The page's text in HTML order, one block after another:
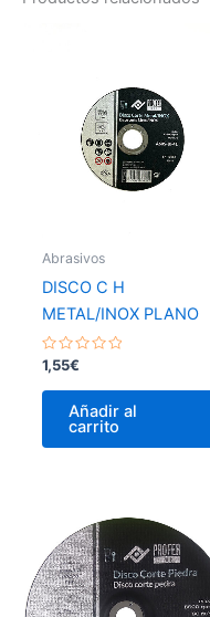
Abrasivos
DISCO C H
METAL/INOX PLANO
Valorado
con
0
1,55€
Añadir al
carrito